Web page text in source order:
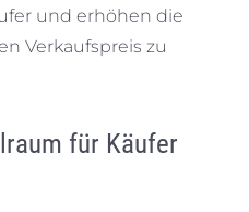
und erhöhen die
Verkaufspreis zu
für Käufer